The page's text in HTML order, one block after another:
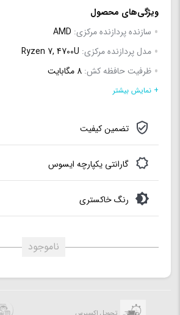
ویژگی‌های محصول
سازنده پردازنده مرکزی: AMD
مدل پردازنده مرکزی: Ryzen 7, 4700U
ظرفیت حافظه کش: 8 مگابایت
ظرفیت حافظه رم:
اندازه صفحه نمایش:
نوع صفحه نمایش:Full HD (1920×1080) IPS
+ نمایش بیشتر
تضمین کیفیت
گارانتی یکپارچه ایسوس
رنگ خاکستری
ناموجود